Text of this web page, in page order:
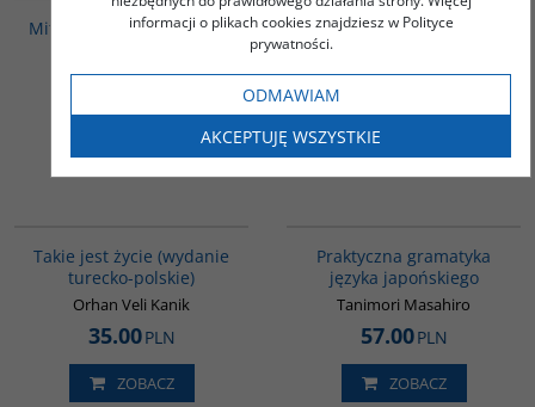
Mitologia ludów tureckich
Małgorzata
42.00PLN
ZOBACZ
Legendy ludów
Tulisow Jerzy
33.00PLN
ZOBACZ
Takie jest życie (wydanie
turecko-polskie)
Orhan Veli Kanik
35.00PLN
ZOBACZ
Praktyczna gramatyka
języka japońskiego
Tanimori Masahiro
57.00PLN
ZOBACZ
informacji o plikach cookies znajdziesz w Polityce
prywatności.
ODMAWIAM
AKCEPTUJĘ WSZYSTKIE